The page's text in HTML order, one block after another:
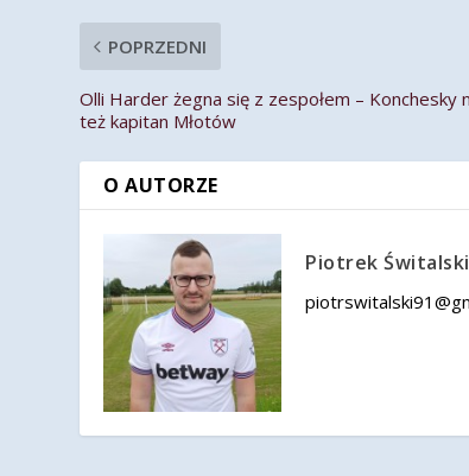
POPRZEDNI
Olli Harder żegna się z zespołem –
też kapitan Młotów
O AUTORZE
Piotrek Świtalski